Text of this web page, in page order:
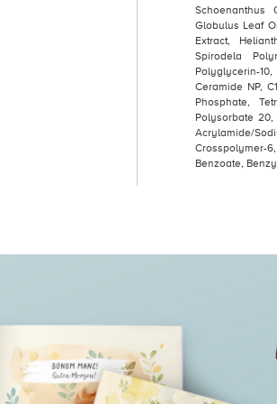
Schoenanthus
Globulus Leaf
Extract,
Spirodela
Polyglycerin-
Ceramide NP,
Phosphate,
Polysorbate
Acrylamide/
Crosspolymer-
Benzoate,